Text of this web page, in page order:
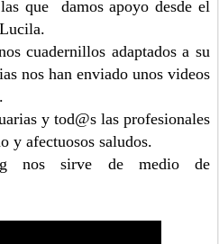
que damos apoyo desde el
cuadernillos adaptados a su
nos han enviado unos videos
y tod@s las profesionales
y afectuosos saludos.
nos sirve de medio de